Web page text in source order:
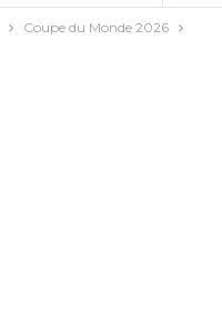
Coupe du Monde 2026